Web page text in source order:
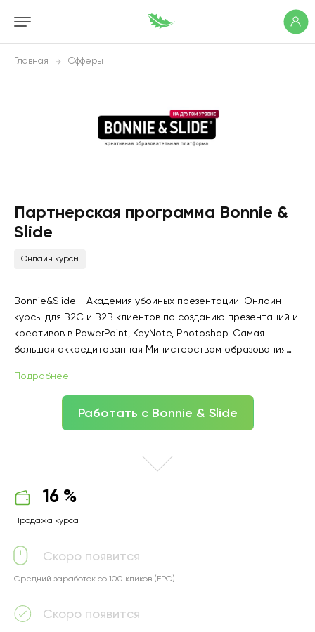
Главная Офферы
Партнерская программа Bonnie &
Slide
Онлайн курсы
Bonnie&Slide - Академия убойных презентаций. Онлайн
курсы для В2С и В2В клиентов по созданию презентаций и
креативов в PowerPoint, KeyNote, Photoshop. Самая
большая аккредитованная Министерством образования
учеников. С нами сотрудничают самые крупные именитые
Подробнее
Работать с Bonnie & Slide
16 %
Продажа курса
Скоро появится
Средний заработок со 100 кликов (EPC)
Скоро появится